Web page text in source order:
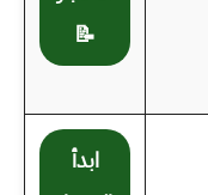
📝
ابدأ